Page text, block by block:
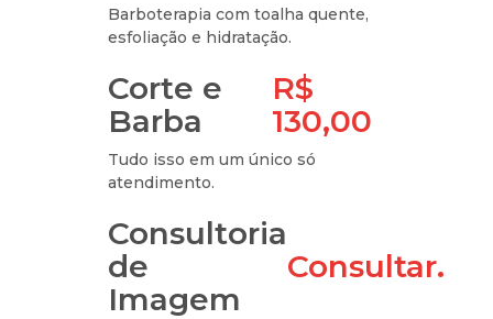
Barboterapia com toalha quente,
esfoliação e hidratação.
Corte e
Barba
R$
130,00
Tudo isso em um único só
atendimento.
Consultoria
de
Imagem
Consultar.